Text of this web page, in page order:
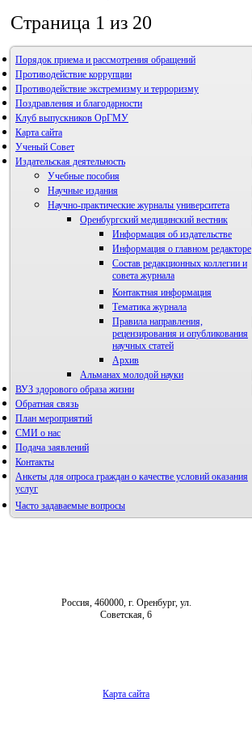
Страница 1 из 20
Порядок приема и рассмотрения обращений
Противодействие коррупции
Противодействие экстремизму и терроризму
Поздравления и благодарности
Клуб выпускников ОрГМУ
Карта сайта
Ученый Совет
Издательская деятельность
Учебные пособия
Научные издания
Научно-практические журналы университета
Оренбургский медицинский вестник
Информация об издательстве
Информация о главном редакторе
Состав редакционных коллегии и
совета журнала
Контактная информация
Тематика журнала
Правила направления,
рецензирования и опубликования
научных статей
Архив
Альманах молодой науки
Редакция журнала
ВУЗ здорового образа жизни
Фотогалерея
Обратная связь
План мероприятий
СМИ о нас
Подача заявлений
Контакты
Анкеты для опроса граждан о качестве условий оказания
услуг
Часто задаваемые вопросы
Россия, 460000, г. Оренбург, ул.
Советская, 6
Карта сайта